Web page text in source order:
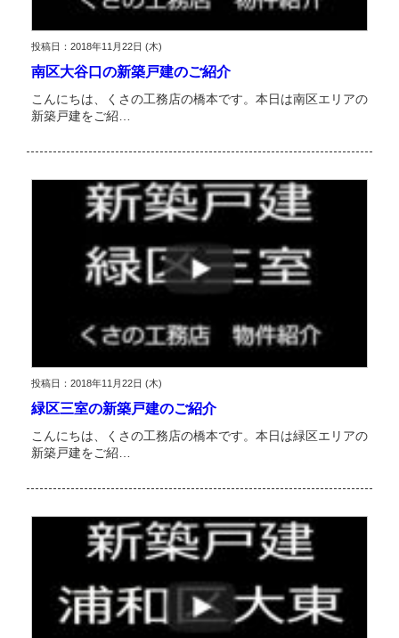
投稿日：2018年11月22日 (木)
南区大谷口の新築戸建のご紹介
こんにちは、くさの工務店の橋本です。本日は南区エリアの
新築戸建をご紹…
投稿日：2018年11月22日 (木)
緑区三室の新築戸建のご紹介
こんにちは、くさの工務店の橋本です。本日は緑区エリアの
新築戸建をご紹…